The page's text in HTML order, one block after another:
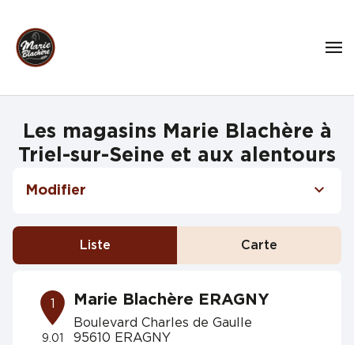
Les magasins Marie Blachère à
Triel-sur-Seine et aux alentours
Modifier
Liste Carte
1
9.01
Marie Blachère ERAGNY
Boulevard Charles de Gaulle
95610 ERAGNY